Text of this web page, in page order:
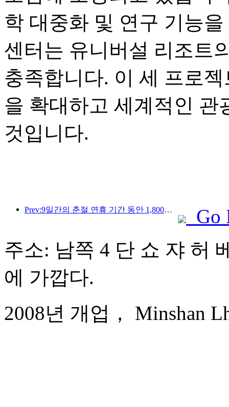
학 대중화 및 연구 기능
센터는 유니버설 리조트
충족합니다. 이 세 프로
을 확대하고 세계적인 관
것입니다.
Prev:9일간의 춘절 연휴 기간 동안 1,800만 명 이상이 국내외를 왕래할 것으로 예상됩니다.
Go
주소: 남쪽 4 단 쇼 쟈 허
에 가깝다.
2008년 개업， Minshan